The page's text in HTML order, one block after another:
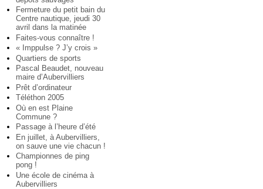
Fermeture du petit bain du
Centre nautique, jeudi 30
avril dans la matinée
Faites-vous connaître !
« Imppulse ? J’y crois »
Quartiers de sports
Pascal Beaudet, nouveau
maire d’Aubervilliers
Prêt d’ordinateur
Téléthon 2005
Où en est Plaine
Commune ?
Passage à l’heure d’été
En juillet, à Aubervilliers,
on sauve une vie chacun !
Championnes de ping
pong !
Une école de cinéma à
Aubervilliers